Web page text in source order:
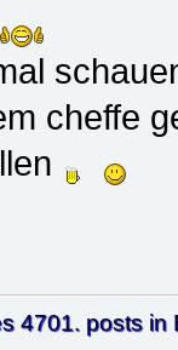
cheffe
4701. posts in